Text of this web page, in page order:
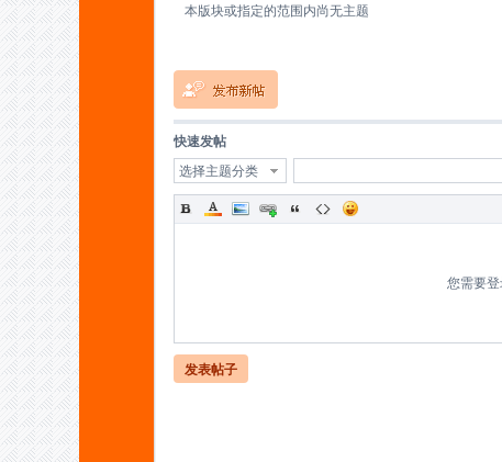
蚁
本版块或指定的范围内尚无主题
快速发帖
选择主题分类
您需要
发表帖子